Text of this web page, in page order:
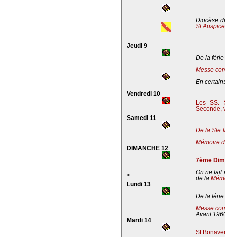
Diocèse
St
Jeudi 9
De la férie
Messe
En
Vendredi 10
Les SS.
Seconde,
Samedi 11
De la Ste
Mémoire
DIMANCHE 12
7ème
<
On ne fait
de la
Lundi 13
De la férie
Messe
Avant
Mardi 14
St